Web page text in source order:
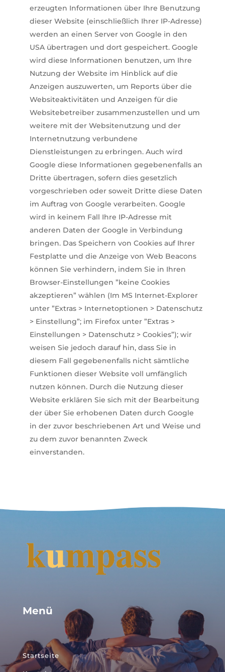
erzeugten Informationen über Ihre Benutzung
dieser Website (einschließlich Ihrer IP-Adresse)
werden an einen Server von Google in den
USA übertragen und dort gespeichert. Google
wird diese Informationen benutzen, um Ihre
Nutzung der Website im Hinblick auf die
Anzeigen auszuwerten, um Reports über die
Websiteaktivitäten und Anzeigen für die
Websitebetreiber zusammenzustellen und um
weitere mit der Websitenutzung und der
Internetnutzung verbundene
Dienstleistungen zu erbringen. Auch wird
Google diese Informationen gegebenenfalls an
Dritte übertragen, sofern dies gesetzlich
vorgeschrieben oder soweit Dritte diese Daten
im Auftrag von Google verarbeiten. Google
wird in keinem Fall Ihre IP-Adresse mit
anderen Daten der Google in Verbindung
bringen. Das Speichern von Cookies auf Ihrer
Festplatte und die Anzeige von Web Beacons
können Sie verhindern, indem Sie in Ihren
Browser-Einstellungen ”keine Cookies
akzeptieren” wählen (Im MS Internet-Explorer
unter ”Extras > Internetoptionen > Datenschutz
> Einstellung”; im Firefox unter ”Extras >
Einstellungen > Datenschutz > Cookies”); wir
weisen Sie jedoch darauf hin, dass Sie in
diesem Fall gegebenenfalls nicht sämtliche
Funktionen dieser Website voll umfänglich
nutzen können. Durch die Nutzung dieser
Website erklären Sie sich mit der Bearbeitung
der über Sie erhobenen Daten durch Google
in der zuvor beschriebenen Art und Weise und
zu dem zuvor benannten Zweck
einverstanden.
Menü
Startseite